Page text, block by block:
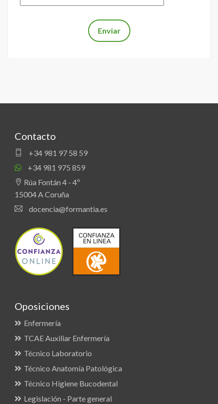
Contacto
+34 981 97 58 59
+34 981 975 859
Rúa Fontán 4 - 4º
15004 A Coruña
docencia@formantia.es
Oposiciones
Enfermería
TCAE Auxiliar Enfermería
Técnico Laboratorio
Técnico Anatomía Patológica
Técnico Higiene Bucodental
Legislación - Parte general